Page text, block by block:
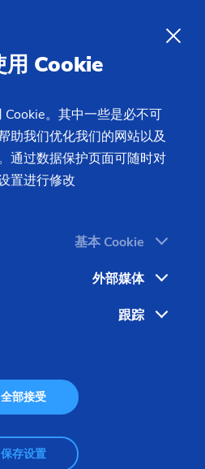
为之提供整套加工系统的工
了工件加工的高效率，同时
用 Cookie
。其中一些是必不可
助我们优化我们的网站以及
通过数据保护页面可随时对
置进行修改
基本 Cookie
外部媒体
跟踪
全部接受
保存设置